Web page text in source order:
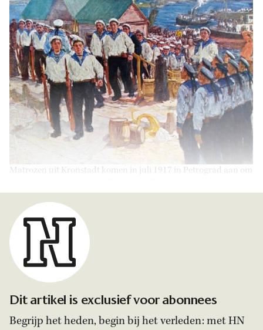
Matrozen uit Kronstadt komen in juli 1917 in Petrograd aan om
Dit artikel is exclusief voor abonnees
Begrijp het heden, begin bij het verleden: met HN